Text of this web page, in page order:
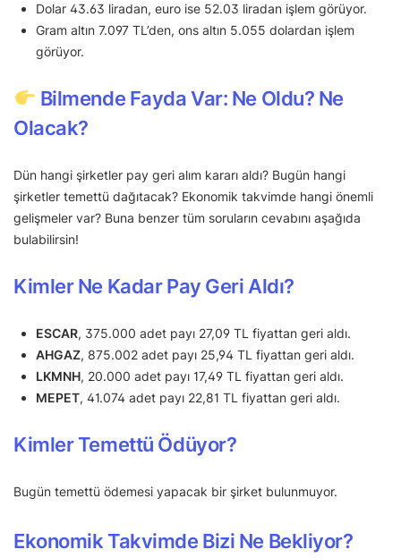
Dolar 43.63 liradan, euro ise 52.03 liradan işlem görüyor.
Gram altın 7.097 TL’den, ons altın 5.055 dolardan işlem
görüyor.
Bilmende Fayda Var: Ne Oldu? Ne
Olacak?
Dün hangi şirketler pay geri alım kararı aldı? Bugün hangi
şirketler temettü dağıtacak? Ekonomik takvimde hangi önemli
gelişmeler var? Buna benzer tüm soruların cevabını aşağıda
bulabilirsin!
Kimler Ne Kadar Pay Geri Aldı?
ESCAR, 375.000 adet payı 27,09 TL fiyattan geri aldı.
AHGAZ, 875.002 adet payı 25,94 TL fiyattan geri aldı.
LKMNH, 20.000 adet payı 17,49 TL fiyattan geri aldı.
MEPET, 41.074 adet payı 22,81 TL fiyattan geri aldı.
Kimler Temettü Ödüyor?
Bugün temettü ödemesi yapacak bir şirket bulunmuyor.
Ekonomik Takvimde Bizi Ne Bekliyor?